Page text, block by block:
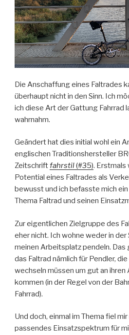
Die Anschaffung eines Faltrades
überhaupt nicht in den Sinn. Ich
ich diese Art der Gattung Fahrrad
wahrnahm.
Geändert hat dies initial wohl ein
englischen Traditionshersteller
Zeitschriftfahrstil(#35). Erstmals
Potential eines Faltrades als
bewusst und ich befasste mich
Thema Faltrad und seinen
Zur eigentlichen Zielgruppe des
eher nicht. Ich wohne weder in der
meinen Arbeitsplatz pendeln.
das Faltrad nämlich für Pendler,
wechseln müssen um gut an ihren
kommen (in der Regel von der
Fahrrad).
Und doch, einmal im Thema fiel
passendes Einsatzspektrum für